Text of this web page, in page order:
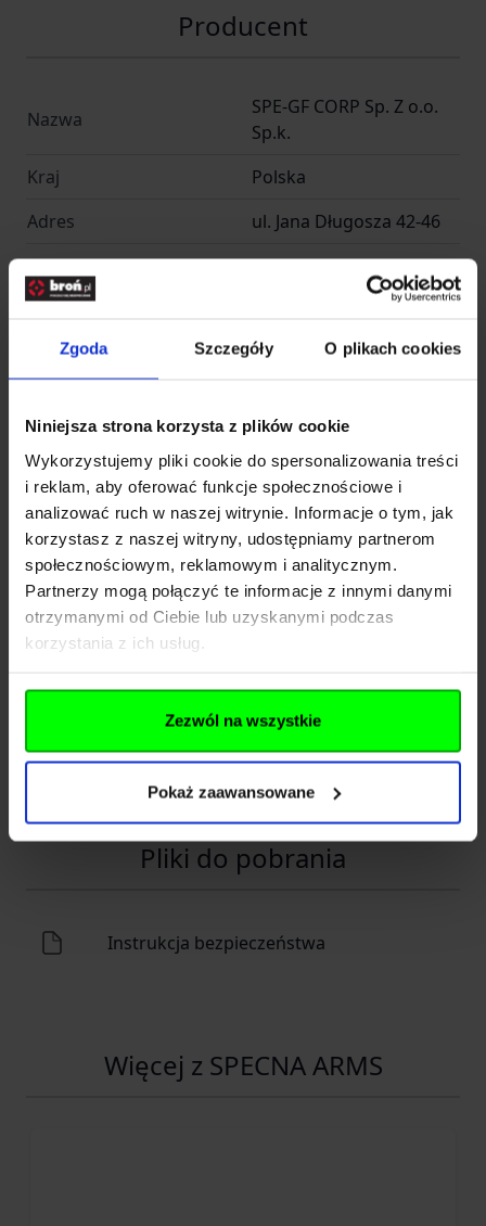
Zgoda Szczegóły O plikach cookies
Niniejsza strona korzysta z plików cookie
Wykorzystujemy pliki cookie do spersonalizowania treści
i reklam, aby oferować funkcje społecznościowe i
analizować ruch w naszej witrynie. Informacje o tym, jak
korzystasz z naszej witryny, udostępniamy partnerom
społecznościowym, reklamowym i analitycznym.
Partnerzy mogą połączyć te informacje z innymi danymi
otrzymanymi od Ciebie lub uzyskanymi podczas
korzystania z ich usług.
Zezwól na wszystkie
Pokaż zaawansowane
Producent
Nazwa
SPE-GF CORP Sp. Z o.o.
Sp.k.
Kraj
Polska
Adres
ul. Jana Długosza 42-46
Kod pocztowy
51-162
E-mail
info@gfcorp.p
Importer
Nazwa
INFINITY FUND Sp z o. o.
SK
Kraj
Polska
Adres
Jana Długosza 42-46
Kod pocztowy
E-mail
b2b@gfcorp.pl
(+48) 71 778 81 12
Pliki do pobrania
Instrukcja bezpieczeństwa
Więcej z SPECNA ARMS